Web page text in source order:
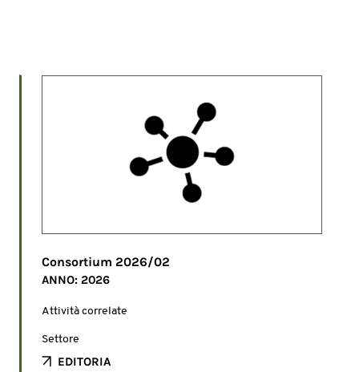
Consortium 2026/02
ANNO: 2026
Attività correlate
Settore
EDITORIA